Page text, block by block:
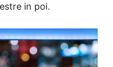
in poi.